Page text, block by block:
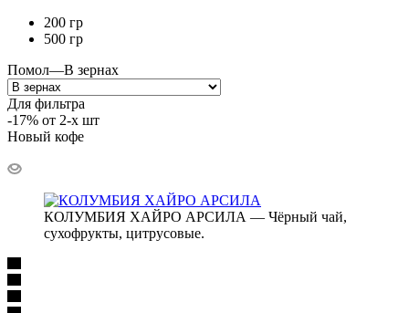
200 гр
500 гр
Помол—В зернах
Для фильтра
-17% от 2-х шт
Новый кофе
КОЛУМБИЯ ХАЙРО АРСИЛА — Чёрный чай,
сухофрукты, цитрусовые.